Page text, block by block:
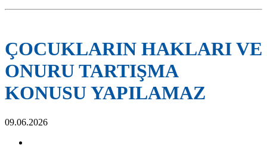
ÇOCUKLARIN HAKLARI VE
ONURU TARTIŞMA
KONUSU YAPILAMAZ
09.06.2026